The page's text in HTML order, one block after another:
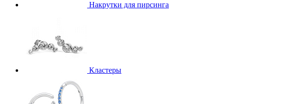
Накрутки для пирсинга
Кластеры